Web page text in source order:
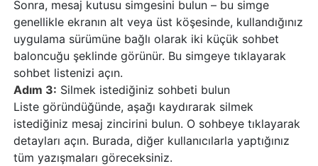
Sonra, mesaj kutusu simgesini bulun – bu simge
genellikle ekranın alt veya üst köşesinde, kullandığınız
uygulama sürümüne bağlı olarak iki küçük sohbet
baloncuğu şeklinde görünür. Bu simgeye tıklayarak
sohbet listenizi açın.
Adım 3: Silmek istediğiniz sohbeti bulun
Liste göründüğünde, aşağı kaydırarak silmek
istediğiniz mesaj zincirini bulun. O sohbeye tıklayarak
detayları açın. Burada, diğer kullanıcılarla yaptığınız
tüm yazışmaları göreceksiniz.